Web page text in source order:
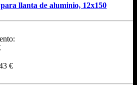
llanta de aluminio, 12x150
€